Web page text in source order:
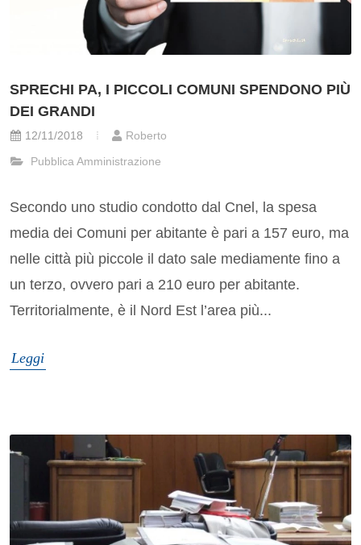
SPRECHI PA, I PICCOLI COMUNI SPENDONO PIÙ
DEI GRANDI
12/11/2018
Roberto
Pubblica Amministrazione
Secondo uno studio condotto dal Cnel, la spesa
media dei Comuni per abitante è pari a 157 euro, ma
nelle città più piccole il dato sale mediamente fino a
un terzo, ovvero pari a 210 euro per abitante.
Territorialmente, è il Nord Est l’area più...
Leggi